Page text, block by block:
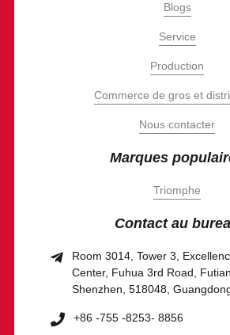
Blogs
Service
Production
Commerce de gros et
Nous contacter
Marques
Triomphe
Contact au
Room 3014, Tower 3,
Center, Fuhua 3rd Road,
Shenzhen, 518048,
+86 -755 -8253- 8856